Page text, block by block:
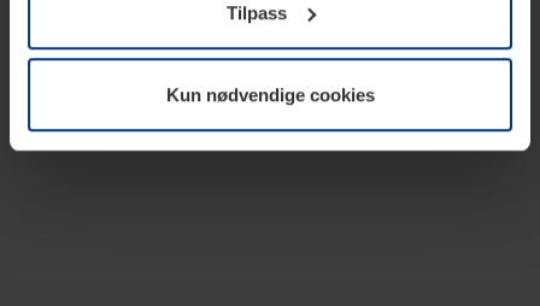
tilbakekalle ditt samtykke i forklaringen av
informasjonskapselen på sidenPersonvernerklæringpå
Tilpass
Kun nødvendige cookies